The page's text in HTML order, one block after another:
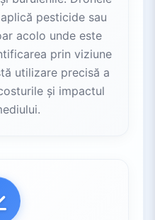
pesticide sau
acolo unde este
prin viziune
utilizare precisă a
și impactul